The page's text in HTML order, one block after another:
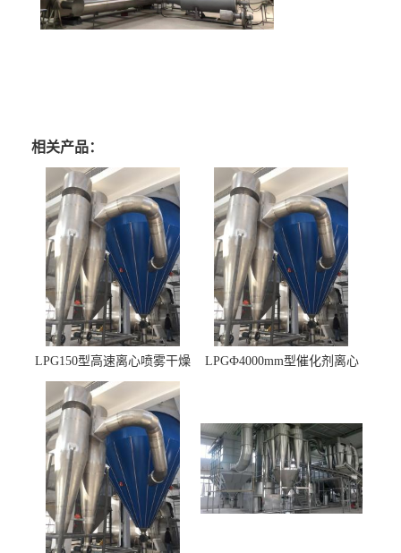
相关产品：
LPG150型高速离心喷雾干燥
机 φ2.85m
LPGФ4000mm型催化剂离心